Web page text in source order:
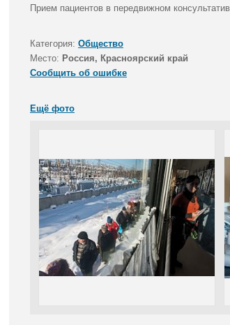
Прием пациентов в передвижном
Категория: Общество
Место: Россия, Красноярский край
Сообщить об ошибке
Ещё фото